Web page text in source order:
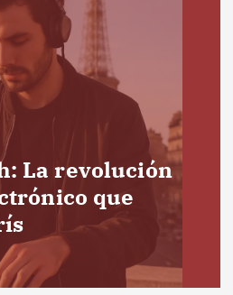
La revolución
que